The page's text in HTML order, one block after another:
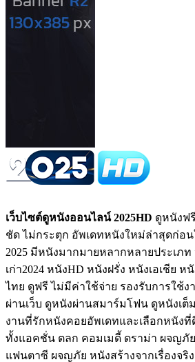
เว็บไซต์ดูหนังออนไลน์ 2025HD ดูหนังฟ
ชัด ไม่กระตุก อัพเดทหนังใหม่ล่าสุดก่อ
2025 มีหนังมากมายหลากหลายประเภท
เก่า2024 หนังHD หนังฝรั่ง หนังเอเชีย ห
ไทย ดูฟรี ไม่มีค่าใช้จ่าย รองรับการใช้
ผ่านเว็บ ดูหนังผ่านสมาร์มโฟน ดูหนังเต็ม
งานที่รักหนังคอยอัพเดทและเลือกหนัง
ทั้งแอคชั่น ตลก คอมเมดี้ ดราม่า ผจญภั
แฟนตาซี ผจญภัย หนังสร้างจากเรื่องจริ